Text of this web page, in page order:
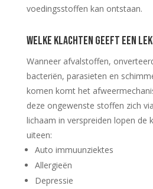
voedingsstoffen kan ontstaan.
Welke klachten geeft een
Wanneer afvalstoffen,
bacteriën, parasieten en
komen komt het
deze ongewenste stoffen zich
lichaam in verspreiden lopen de
uiteen:
Auto immuunziektes
Allergieën
Depressie